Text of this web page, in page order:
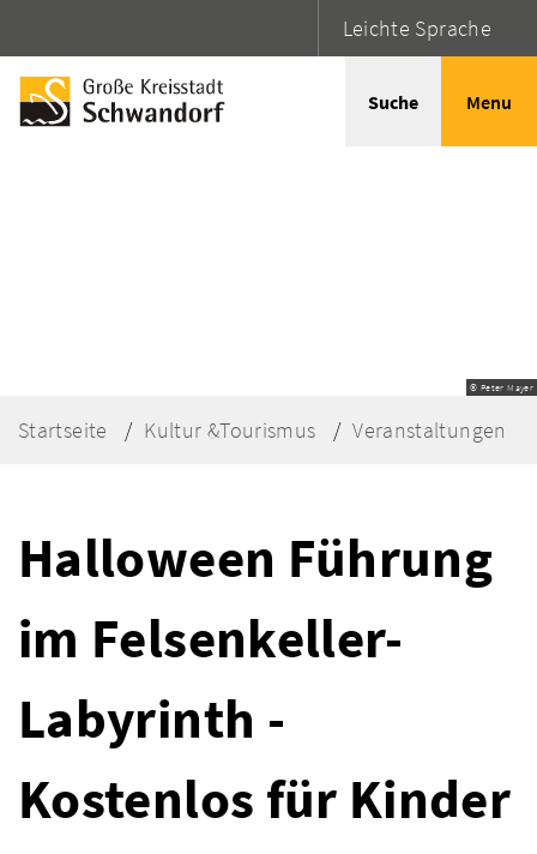
Leichte Sprache
Suche Menu
© Peter Mayer
Startseite Kultur &Tourismus Veranstaltungen
Halloween Führung
im Felsenkeller-
Labyrinth -
Kostenlos für Kinder